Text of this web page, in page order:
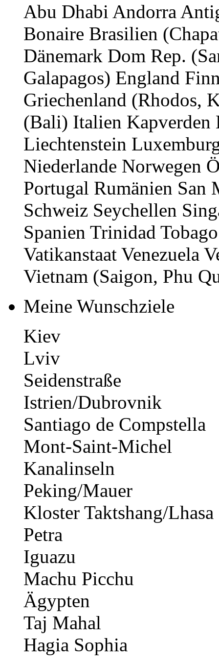
Abu Dhabi Andorra
Bonaire Brasilien
Dänemark Dom Rep.
Galapagos) England
Griechenland (Rhodos,
(Bali) Italien Kapverden
Liechtenstein
Niederlande Norwegen
Portugal Rumänien San
Schweiz Seychellen
Spanien Trinidad
Vatikanstaat Venezuela
Vietnam (Saigon, Phu
Meine Wunschziele
Kiev
Lviv
Seidenstraße
Istrien/Dubrovnik
Santiago de Compstella
Mont-Saint-Michel
Kanalinseln
Peking/Mauer
Kloster Taktshang/Lhasa
Petra
Iguazu
Machu Picchu
Ägypten
Taj Mahal
Hagia Sophia